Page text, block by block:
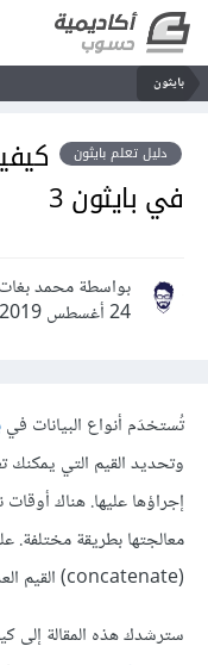
بايثون
دليل تعلم بايثون
في بايثون 3
بواسطة محمد بغات
24 أغسطس 2019
تُستخدَم أنواع البيانات في
وتحديد القيم التي يمكنك
إجراؤها عليها. هناك
معالجتها بطريقة مختلفة.
(concatenate) القيم العددية إلى
سترشدك هذه المقالة إلى